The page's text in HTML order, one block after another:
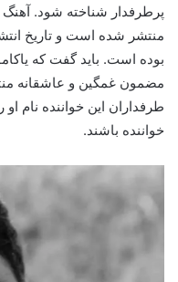
منتشر شده است و تاریخ
بوده است. باید گفت که
مضمون غمگین و عاشقانه
طرفداران این خواننده نام او
خواننده باشند.